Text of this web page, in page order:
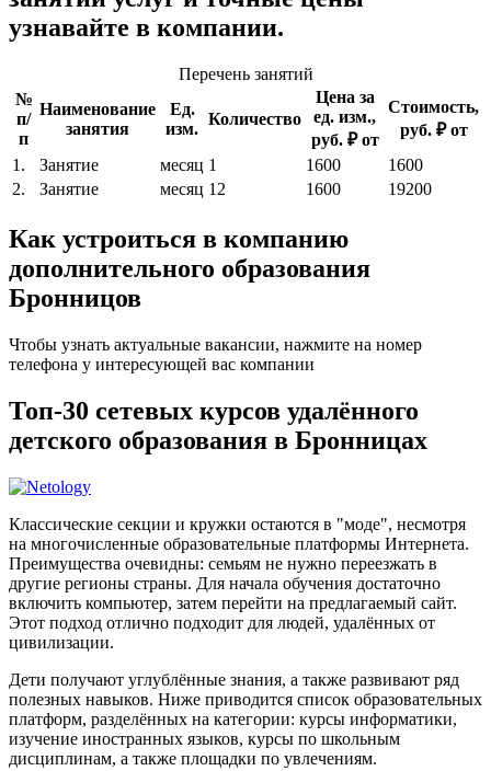
узнавайте в компании.
Перечень занятий
№
п/
п
Наименование
занятия
Ед.
изм.
Количество
Цена за
ед. изм.,
руб. ₽ от
Стоимость,
руб. ₽ от
1.
Занятие месяц 1 1600
1600
2.
Занятие месяц 12 1600 19200
Как устроиться в компанию
дополнительного образования
Бронницов
Чтобы узнать актуальные вакансии, нажмите на номер
телефона у интересующей вас компании
Топ-30 сетевых курсов удалённого
детского образования в Бронницах
Классические секции и кружки остаются в "моде", несмотря
на многочисленные образовательные платформы Интернета.
Преимущества очевидны: семьям не нужно переезжать в
другие регионы страны. Для начала обучения достаточно
включить компьютер, затем перейти на предлагаемый сайт.
Этот подход отлично подходит для людей, удалённых от
цивилизации.
Дети получают углублённые знания, а также развивают ряд
полезных навыков. Ниже приводится список образовательных
платформ, разделённых на категории: курсы информатики,
изучение иностранных языков, курсы по школьным
дисциплинам, а также площадки по увлечениям.